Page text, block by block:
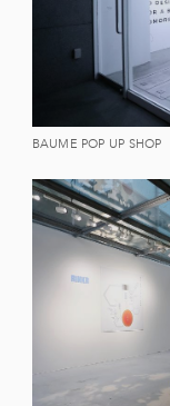
BAUME POP UP SHOP